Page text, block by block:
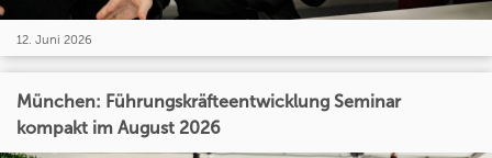
12. Juni 2026
München: Führungskräfteentwicklung Seminar
kompakt im August 2026